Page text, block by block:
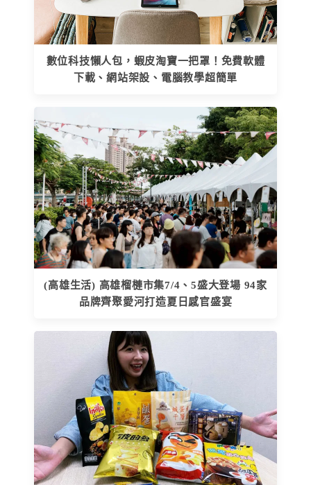
數位科技懶人包，蝦皮淘寶一把罩！免費軟體
下載、網站架設、電腦教學超簡單
(高雄生活) 高雄榴槤市集7/4、5盛大登場 94家
品牌齊聚愛河打造夏日感官盛宴